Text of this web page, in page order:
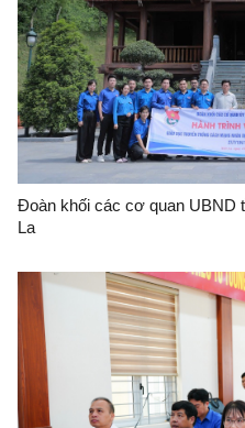
Đoàn khối các cơ quan UBND
La